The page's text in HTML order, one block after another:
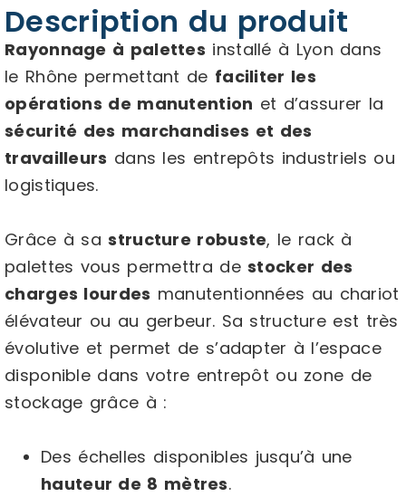
Description du produit
Rayonnage à palettes installé à Lyon dans
le Rhône permettant de faciliter les
opérations de manutention et d’assurer la
sécurité des marchandises et des
travailleurs dans les entrepôts industriels ou
logistiques.
Grâce à sastructure robuste, le rack à
palettes vous permettra destocker des
charges lourdes manutentionnées au chariot
élévateur ou au gerbeur. Sa structure est très
évolutive et permet de s’adapter à l’espace
disponible dans votre entrepôt ou zone de
stockage grâce à :
Des échelles disponibles jusqu’à une
hauteur de 8 mètres.